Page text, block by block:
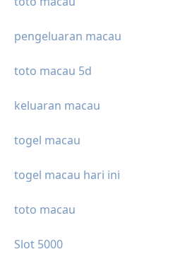
pengeluaran macau
toto macau 5d
keluaran macau
togel macau
togel macau hari ini
toto macau
Slot 5000